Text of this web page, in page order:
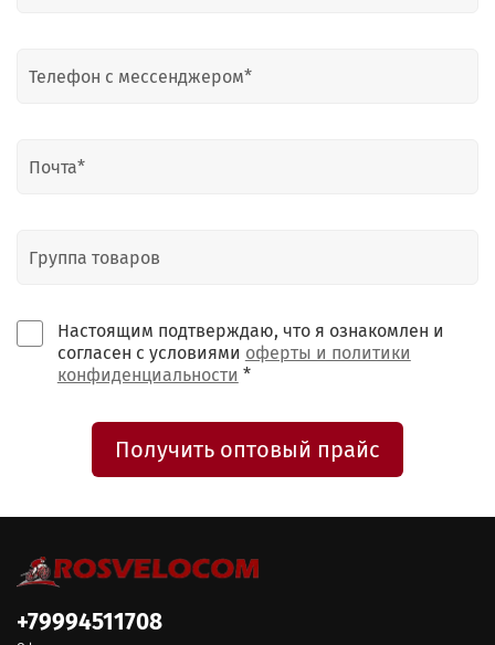
Настоящим подтверждаю, что я ознакомлен и
согласен с условиями оферты и политики
конфиденциальности *
Получить оптовый прайс
+79994511708